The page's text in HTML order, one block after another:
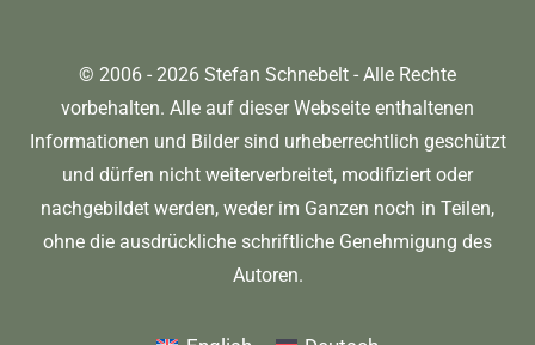
© 2006 - 2026 Stefan Schnebelt - Alle Rechte
vorbehalten. Alle auf dieser Webseite enthaltenen
Informationen und Bilder sind urheberrechtlich geschützt
und dürfen nicht weiterverbreitet, modifiziert oder
nachgebildet werden, weder im Ganzen noch in Teilen,
ohne die ausdrückliche schriftliche Genehmigung des
Autoren.